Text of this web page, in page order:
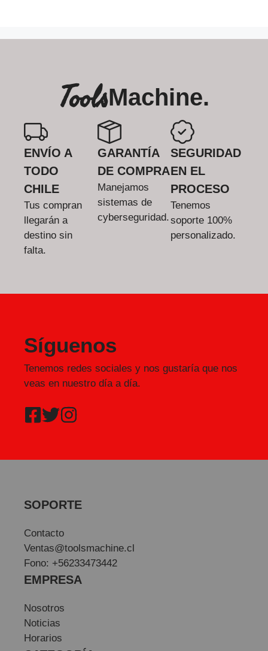
ToolsMachine.
ENVÍO A
TODO
CHILE
Tus compran
llegarán a
destino sin
falta.
GARANTÍA
DE COMPRA
Manejamos
sistemas de
cyberseguridad.
SEGURIDAD
EN EL
PROCESO
Tenemos
soporte 100%
personalizado.
Síguenos
Tenemos redes sociales y nos gustaría que nos
veas en nuestro día a día.
SOPORTE
Contacto
Ventas@toolsmachine.cl
Fono: +56233473442
EMPRESA
Nosotros
Noticias
Horarios